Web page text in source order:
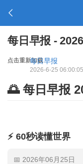
每日早报 -
点击重新加载每日早报
2026-6-25 06:00:05
🌅 每日早报
⚡ 60秒读懂世界
📅 2026年06月25日